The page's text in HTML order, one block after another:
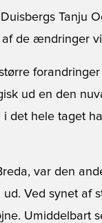
Tanju
de ændringer
ud en den
det hele taget
var den
Ved synet af
Umiddelbart